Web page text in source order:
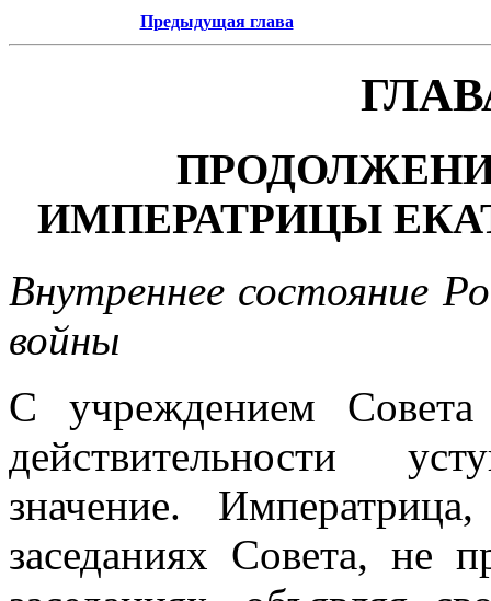
Предыдущая глава
ИМПЕРАТРИЦЫ
Внутреннее состояние
войны
С учреждением Совета
действительности
значение.
заседаниях Совета, не